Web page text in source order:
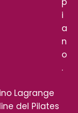
i
a
n
o
.
Lagrange
del Pilates